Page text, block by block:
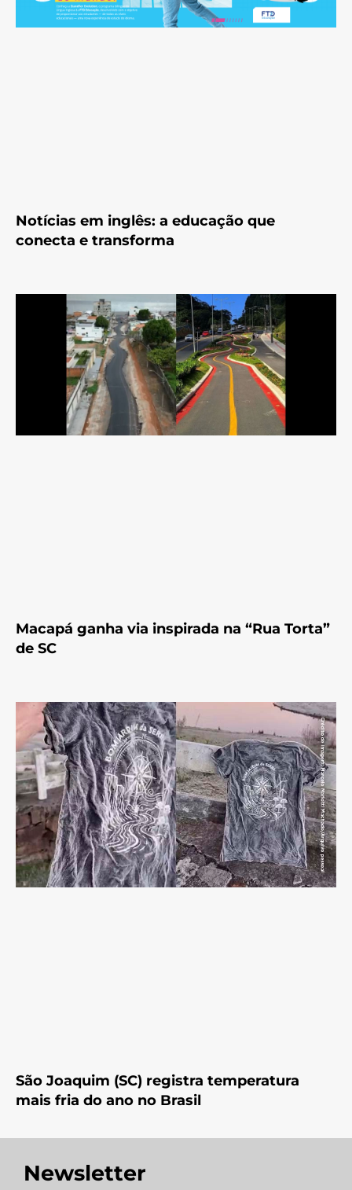
Notícias em inglês: a educação que
conecta e transforma
Macapá ganha via inspirada na “Rua Torta”
de SC
São Joaquim (SC) registra temperatura
mais fria do ano no Brasil
Newsletter